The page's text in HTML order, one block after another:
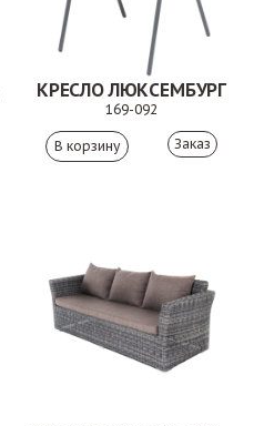
КРЕСЛО ЛЮКСЕМБУРГ
169-092
Заказ